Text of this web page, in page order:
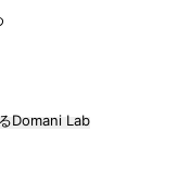
Domani Lab